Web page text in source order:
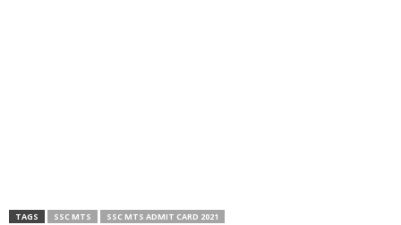
TAGS SSC MTS
SSC MTS ADMIT CARD 2021